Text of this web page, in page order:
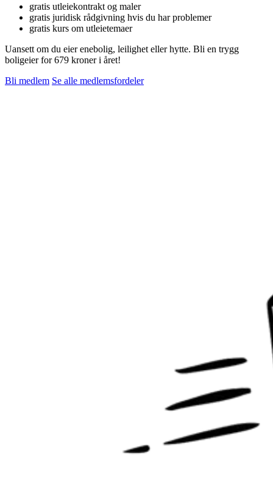
gratis utleiekontrakt og maler
gratis juridisk rådgivning hvis du har problemer
gratis kurs om utleietemaer
Uansett om du eier enebolig, leilighet eller hytte. Bli en trygg
boligeier for 679 kroner i året!
Bli medlem Se alle medlemsfordeler